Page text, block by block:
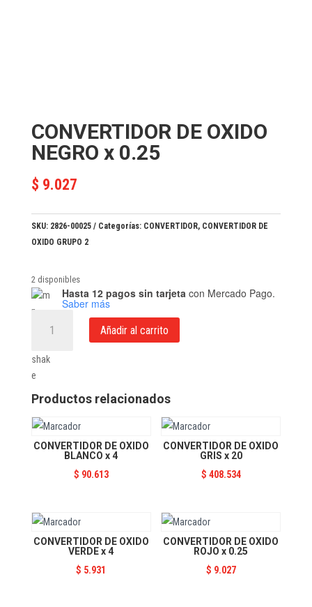
CONVERTIDOR DE OXIDO
NEGRO x 0.25
$ 9.027
SKU: 2826-00025 Categorías: CONVERTIDOR, CONVERTIDOR DE
OXIDO GRUPO 2
2 disponibles
Hasta 12 pagos sin tarjeta con Mercado Pago.
Saber más
NEGRO
x
0.25
Añadir al carrito
Productos relacionados
CONVERTIDOR DE OXIDO
BLANCO x 4
$ 90.613
CONVERTIDOR DE OXIDO
GRIS x 20
$ 408.534
CONVERTIDOR DE OXIDO
VERDE x 4
$ 5.931
CONVERTIDOR DE OXIDO
ROJO x 0.25
$ 9.027